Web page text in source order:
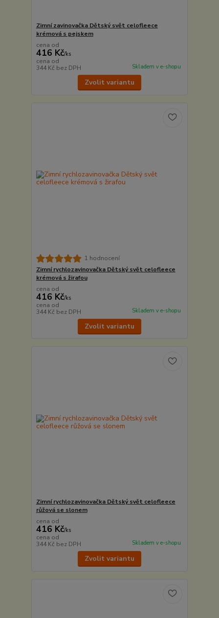
Zimní zavinovačka Dětský svět celofleece
krémová s pejskem
cena od
416 Kč/ks
cena od
344 Kč bez DPH Skladem v e-shopu
Zvolit variantu
1 hodnocení
Zimní rychlozavinovačka Dětský svět celofleece
krémová s žirafou
cena od
416 Kč/ks
cena od
344 Kč bez DPH Skladem v e-shopu
Zvolit variantu
Zimní rychlozavinovačka Dětský svět celofleece
růžová se slonem
cena od
416 Kč/ks
cena od
344 Kč bez DPH Skladem v e-shopu
Zvolit variantu